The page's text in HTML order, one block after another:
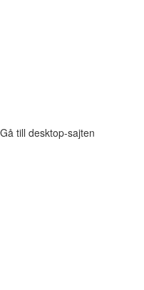
Gå till desktop-sajten